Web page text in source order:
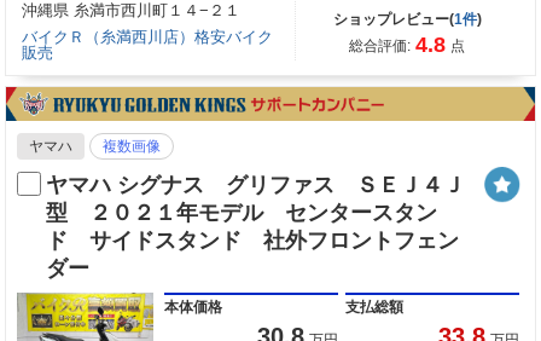
沖縄県 糸満市西川町１４−２１
バイクＲ（糸満西川店）格安バイク
販売
ショップレビュー(1件)
総合評価: 4.8 点
ヤマハ 複数画像
ヤマハ シグナス グリファス ＳＥＪ４Ｊ
型 ２０２１年モデル センタースタン
ド サイドスタンド 社外フロントフェン
ダー
本体価格 支払総額